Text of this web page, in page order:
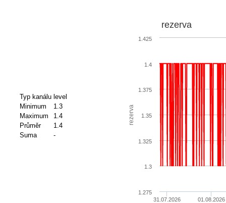
Typ kanálu level
Minimum
1.3
Maximum
1.4
Průměr
1.4
Suma
-
rezerva
rezerva
31.07.2026
01.08.2026
1.275
1.3
1.325
1.35
1.375
1.4
1.425